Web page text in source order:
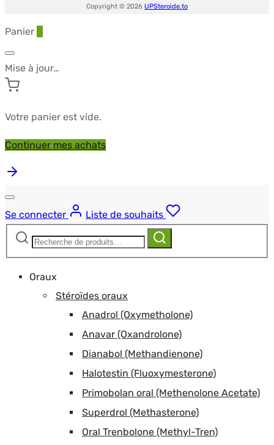
Copyright © 2026 UPSteroide.to
Panier
Mise à jour…
Votre panier est vide.
Continuer mes achats
Se connecter
Liste de souhaits
Recherche
Recherche
Oraux
Stéroïdes oraux
Anadrol (Oxymetholone)
Anavar (Oxandrolone)
Dianabol (Methandienone)
Halotestin (Fluoxymesterone)
Primobolan oral (Methenolone Acetate)
Superdrol (Methasterone)
Oral Trenbolone (Methyl-Tren)